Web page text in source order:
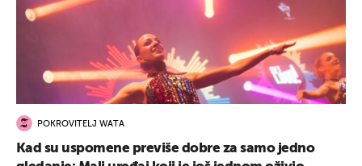
POKROVITELJ WATA
Kad su uspomene previše dobre za samo jedno